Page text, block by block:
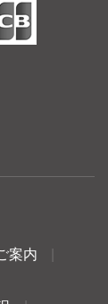
案内